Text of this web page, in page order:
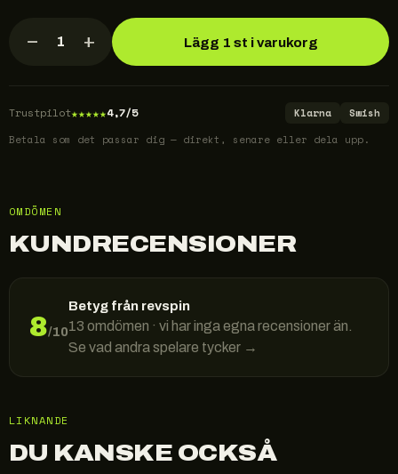
− 1 + Lägg 1 st i varukorg
Trustpilot★★★★★4,7/5 Klarna
Swish
Betala som det passar dig — direkt, senare eller dela upp.
OMDÖMEN
KUNDRECENSIONER
8/10
Betyg från revspin
13 omdömen · vi har inga egna recensioner än.
Se vad andra spelare tycker →
LIKNANDE
DU KANSKE OCKSÅ